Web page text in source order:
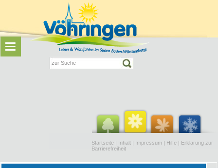
Startseite | Inhalt | Impressum | Hilfe | Erklärung zur
Barrierefreiheit